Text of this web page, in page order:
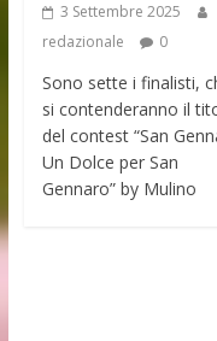
3 Settembre 2025
redazionale
0
Sono sette i finalisti,
si contenderanno il
del contest “San
Un Dolce per San
Gennaro” by Mulino